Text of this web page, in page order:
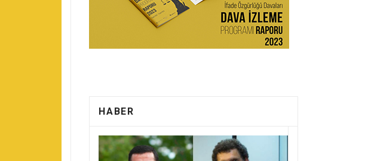
HABER